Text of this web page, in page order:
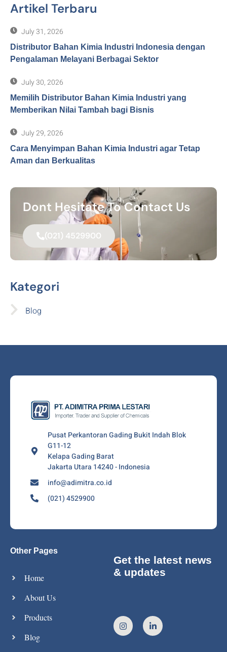
Artikel Terbaru
July 31, 2026
Distributor Bahan Kimia Industri Indonesia dengan
Pengalaman Melayani Berbagai Sektor
July 30, 2026
Memilih Distributor Bahan Kimia Industri yang
Memberikan Nilai Tambah bagi Bisnis
July 29, 2026
Cara Menyimpan Bahan Kimia Industri agar Tetap
Aman dan Berkualitas
Dont Hesitate To Contact Us
(021) 4529900
Kategori
Blog
Pusat Perkantoran Gading Bukit Indah Blok
G11-12
Kelapa Gading Barat
Jakarta Utara 14240 - Indonesia
info@adimitra.co.id
(021) 4529900
Other Pages
Home
About Us
Products
Blog
Get the latest news
& updates